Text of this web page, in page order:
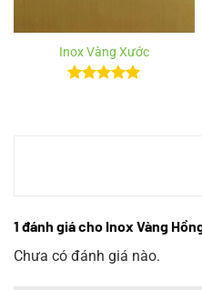
Inox Vàng Xước
1 đánh giá cho Inox Vàng
Chưa có đánh giá nào.